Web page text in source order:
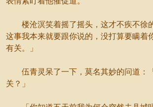
楼沧溟笑着摇了摇头，这才不疾不徐
这事我本来就要跟你说的，没打算要瞒着
有关。」
伍青灵呆了一下，莫名其妙的问道：
关？」